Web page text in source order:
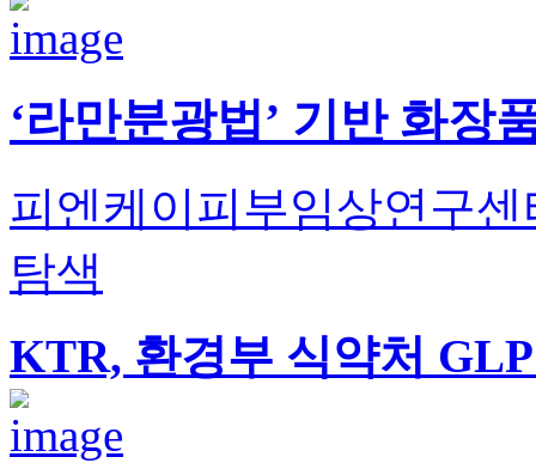
‘라만분광법’ 기반 화장
피엔케이피부임상연구
탐색
KTR, 환경부 식약처